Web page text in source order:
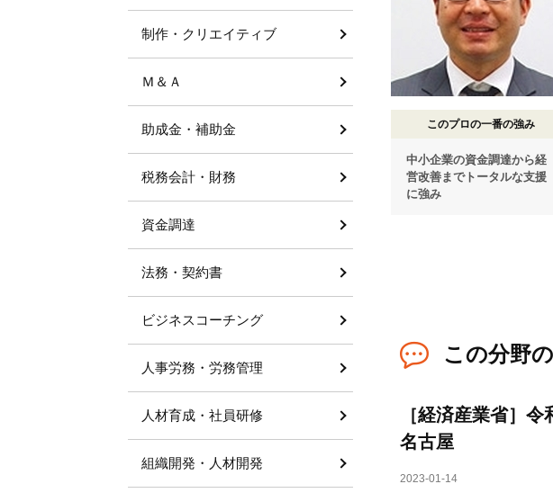
このプロの一番の強み
中小企業の資金調達から経
営改善までトータルな支援
に強み
この分野
［経済産業省］
名古屋
2023-01-14
制作・クリエイティブ
Ｍ＆Ａ
助成金・補助金
税務会計・財務
資金調達
法務・契約書
ビジネスコーチング
人事労務・労務管理
人材育成・社員研修
組織開発・人材開発